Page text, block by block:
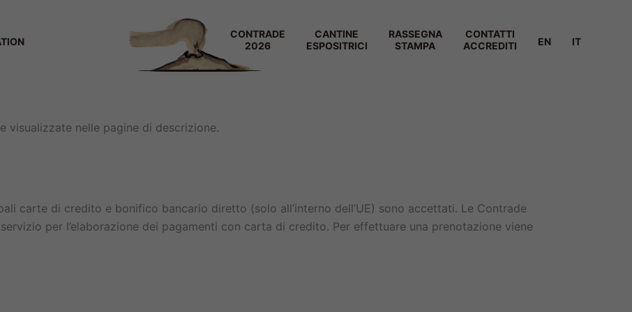
CONTRADE
2026
CANTINE
ESPOSITRICI
RASSEGNA
STAMPA
CONTATTI
ACCREDITI
EN IT
nelle pagine di descrizione.
carte di credito e bonifico bancario diretto (solo all’interno dell’UE) sono accettati. Le Contrade
per l’elaborazione dei pagamenti con carta di credito. Per effettuare una prenotazione viene